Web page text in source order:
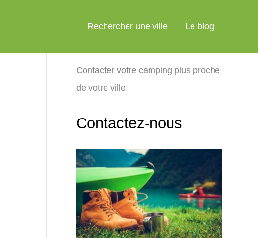
Rechercher une ville Le blog
Contacter votre camping plus proche
de votre ville
Contactez-nous